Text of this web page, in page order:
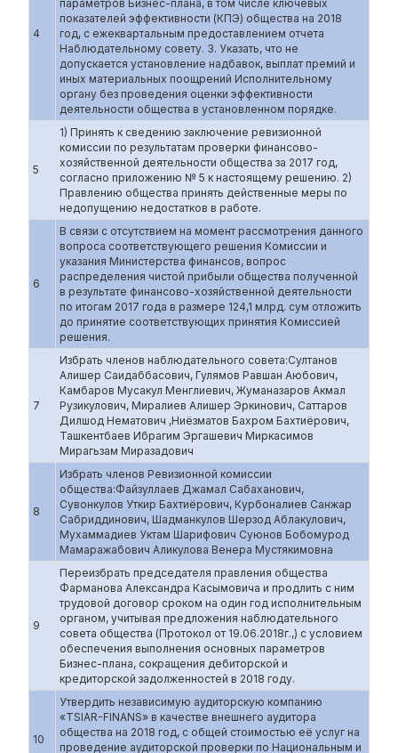
4
параметров Бизнес-плана, в том числе ключевых
показателей эффективности (КПЭ) общества на 2018
год, с ежеквартальным предоставлением отчета
Наблюдательному совету. 3. Указать, что не
допускается установление надбавок, выплат премий и
иных материальных поощрений Исполнительному
органу без проведения оценки эффективности
деятельности общества в установленном порядке.
5
1) Принять к сведению заключение ревизионной
комиссии по результатам проверки финансово-
хозяйственной деятельности общества за 2017 год,
согласно приложению № 5 к настоящему решению. 2)
Правлению общества принять действенные меры по
недопущению недостатков в работе.
6
В связи с отсутствием на момент рассмотрения данного
вопроса соответствующего решения Комиссии и
указания Министерства финансов, вопрос
распределения чистой прибыли общества полученной
в результате финансово-хозяйственной деятельности
по итогам 2017 года в размере 124,1 млрд. сум отложить
до принятие соответствующих принятия Комиссией
решения.
7
Избрать членов наблюдательного совета:Султанов
Алишер Саидаббасович, Гулямов Равшан Аюбович,
Камбаров Мусакул Менглиевич, Жуманазаров Акмал
Рузикулович, Миралиев Алишер Эркинович, Саттаров
Дилшод Нематович ,Ниёзматов Бахром Бахтиёрович,
Ташкентбаев Ибрагим Эргашевич Миркасимов
Мирагьзам Миразадович
8
Избрать членов Ревизионной комиссии
общества:Файзуллаев Джамал Сабаханович,
Сувонкулов Уткир Бахтиёрович, Курбоналиев Санжар
Сабриддинович, Шадманкулов Шерзод Аблакулович,
Мухаммадиев Уктам Шарифович Суюнов Бобомурод
Мамаражабович Аликулова Венера Мустякимовна
9
Переизбрать председателя правления общества
Фарманова Александра Касымовича и продлить с ним
трудовой договор сроком на один год исполнительным
органом, учитывая предложения наблюдательного
совета общества (Протокол от 19.06.2018г.,) с условием
обеспечения выполнения основных параметров
Бизнес-плана, сокращения дебиторской и
кредиторской задолженностей в 2018 году.
10
Утвердить независимую аудиторскую компанию
«TSIAR-FINANS» в качестве внешнего аудитора
общества на 2018 год, с общей стоимостью её услуг на
проведение аудиторской проверки по Национальным и